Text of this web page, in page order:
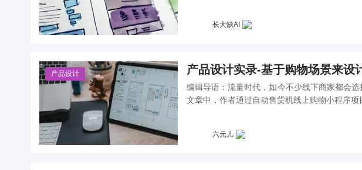
长大缺AI
产品设计 产品设计实录-基于购物场景来设
编辑导语：流量时代，如今不少线下商家都会
文章中，作者通过自动售货机线上购物小程序项
六元儿